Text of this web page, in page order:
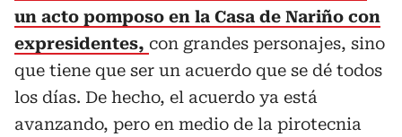
un acto pomposo en la Casa de Nariño con
expresidentes, con grandes personajes, sino
que tiene que ser un acuerdo que se dé todos
los días. De hecho, el acuerdo ya está
avanzando, pero en medio de la pirotecnia